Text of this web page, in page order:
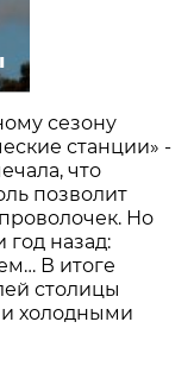
сезону
станции» -
что
позволит
Но
назад:
В итоге
столицы
холодными